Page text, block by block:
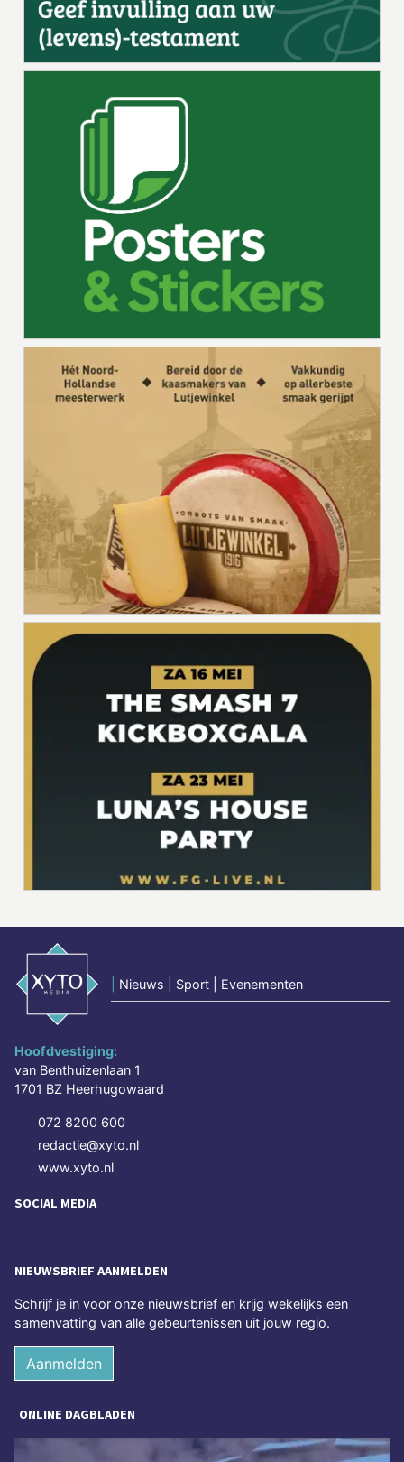
Nieuws | Sport | Evenementen
Hoofdvestiging:
van Benthuizenlaan 1
1701 BZ Heerhugowaard
072 8200 600
redactie@xyto.nl
www.xyto.nl
SOCIAL MEDIA
NIEUWSBRIEF AANMELDEN
Schrijf je in voor onze nieuwsbrief en krijg wekelijks een
samenvatting van alle gebeurtenissen uit jouw regio.
Aanmelden
ONLINE DAGBLADEN